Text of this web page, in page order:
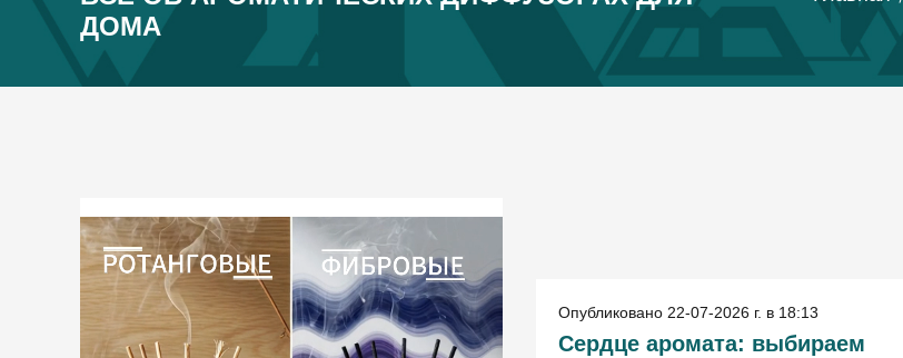
ДОМА
Опубликовано 22-07-2026 г. в 18:13
Сердце аромата: выбираем